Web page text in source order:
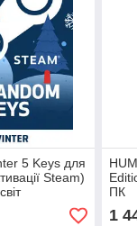
5 Keys для
Steam)
ПК
1